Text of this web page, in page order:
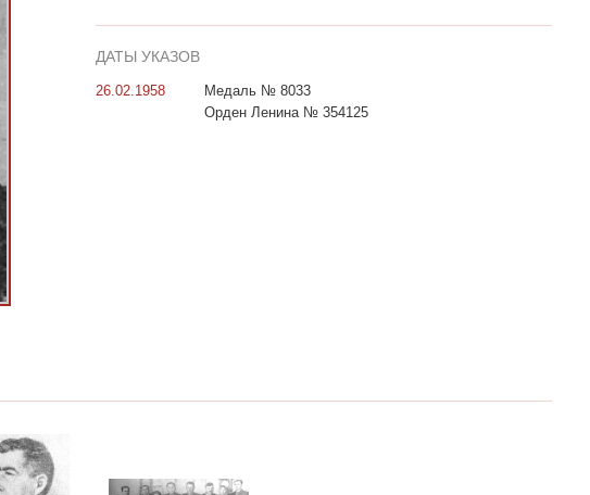
ДАТЫ УКАЗОВ
26.02.1958
Медаль № 8033
Орден Ленина № 354125